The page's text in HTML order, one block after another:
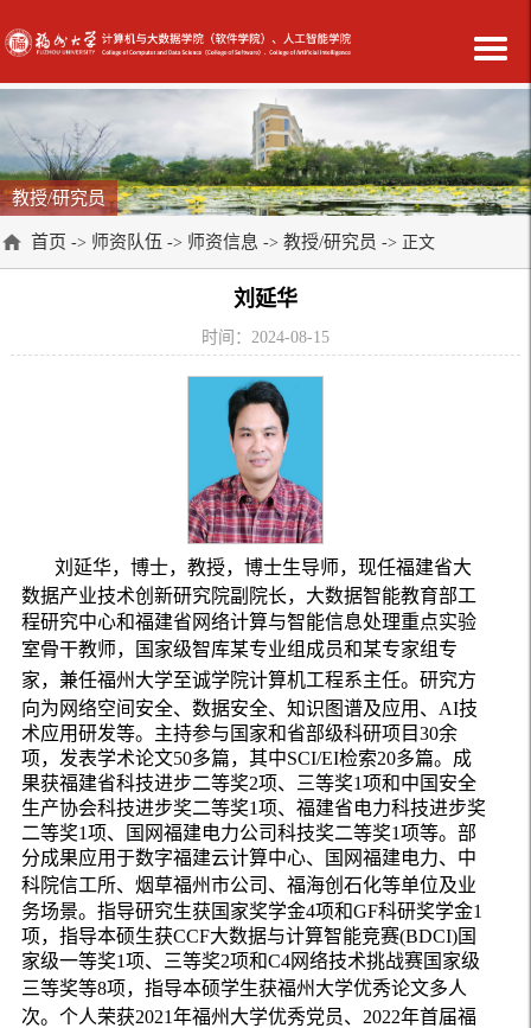
教授/研究员
首页 -> 师资队伍 -> 师资信息 -> 教授/研究员 -> 正文
刘延华
时间：2024-08-15
刘延华，博士，教授，博士生导师， 现任福建省大
数据产业技术创新研究院副院长， 大数据智能教育部工
程研究中心和福建省网络计算与智能信息处理重点实验
室骨干教师，国家级智库某专业组成员和某专家组专
家， 兼任福州大学至诚学院计算机工程系主任。研究方
向为网络空间安全、数据安全、知识图谱及应用、AI技
术应用研发等。主持参与国家和省部级科研项目30余
项，发表学术论文50多篇，其中SCI/EI检索20多篇。成
果获福建省科技进步二等奖2项、三等奖1项和中国安全
生产协会科技进步奖二等奖1项、福建省电力科技进步奖
二等奖1项、国网福建电力公司科技奖二等奖1项等。 部
分成果应用于数字福建云计算中心、国网福建电力、中
科院信工所、烟草福州市公司 、福海创石化等单位及业
务场景。指导研究生获国家奖学金4项和GF科研奖学金1
项，指导本硕生获CCF大数据与计算智能竞赛(BDCI)国
家级一等奖1项、三等奖2项和C4网络技术挑战赛国家级
三等奖等8项，指导本硕学生获福州大学优秀论文多人
次。个人荣获2021年福州大学优秀党员、2022年首届福